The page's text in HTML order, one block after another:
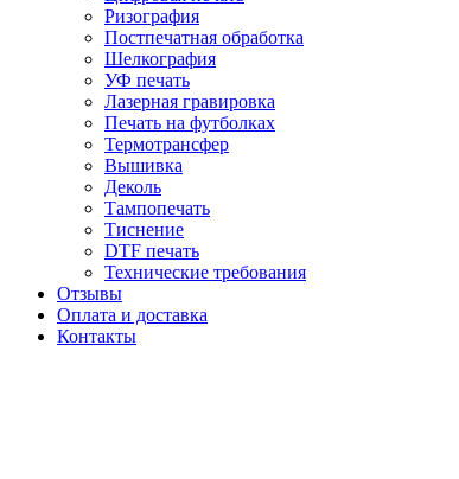
Ризография
Постпечатная обработка
Шелкография
УФ печать
Лазерная гравировка
Печать на футболках
Термотрансфер
Вышивка
Деколь
Тампопечать
Тиснение
DTF печать
Технические требования
Отзывы
Оплата и доставка
Контакты